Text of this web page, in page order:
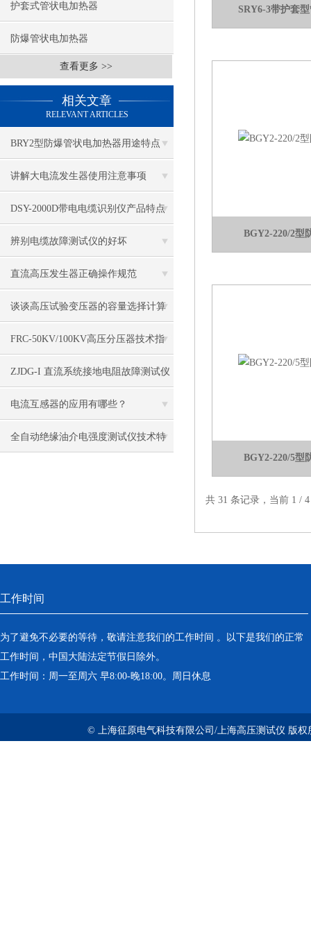
护套式管状电加热器
防爆管状电加热器
查看更多 >>
相关文章
RELEVANT ARTICLES
BRY2型防爆管状电加热器用途特点
讲解大电流发生器使用注意事项
DSY-2000D带电电缆识别仪产品特点
及技术指标
辨别电缆故障测试仪的好坏
直流高压发生器正确操作规范
谈谈高压试验变压器的容量选择计算
方法
FRC-50KV/100KV高压分压器技术指
标及使用注意
ZJDG-I 直流系统接地电阻故障测试仪
工作原理
电流互感器的应用有哪些？
​全自动绝缘油介电强度测试仪技术特
SRY6-3带护套
BGY2-220/2型
BGY2-220/5型
共 31 条记录，当前 1
工作时间
为了避免不必要的等待，敬请注意我们的工作时间 。以下是我们的正常
工作时间，中国大陆法定节假日除外。
工作时间：周一至周六 早8:00-晚18:00。周日休息
© 上海征原电气科技有限公司/上海高压测试仪 版权